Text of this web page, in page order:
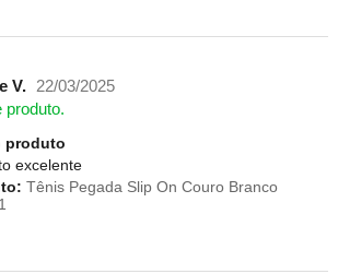
V.
22/03/2025
produto.
produto
excelente
Tênis Pegada Slip On Couro Branco